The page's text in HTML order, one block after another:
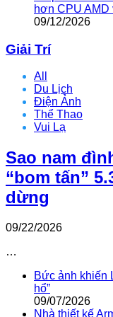
hơn CPU AMD
09/12/2026
Giải Trí
All
Du Lịch
Điện Ảnh
Thể Thao
Vui Lạ
Sao nam
“bom tấn”
dừng
09/22/2026
…
Bức ảnh khiến
hổ”
09/07/2026
Nhà thiết kế